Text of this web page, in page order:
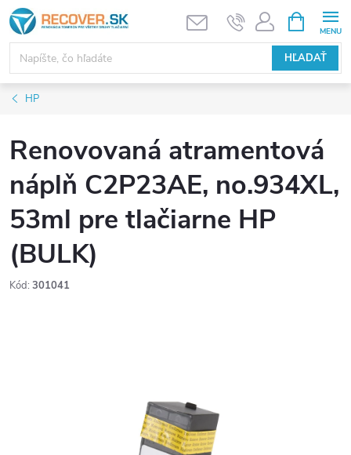
Prejsť
na
obsah
HĽADAŤ
KOŠÍK
HP
Renovovaná atramentová
náplň C2P23AE, no.934XL,
53ml pre tlačiarne HP
(BULK)
Kód: 301041